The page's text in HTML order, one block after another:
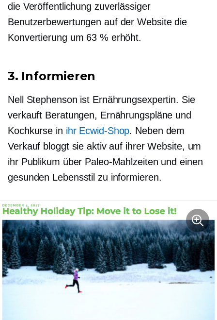
die Veröffentlichung zuverlässiger
Benutzerbewertungen auf der Website die
Konvertierung um 63 % erhöht.
3. Informieren
Nell Stephenson ist Ernährungsexpertin. Sie
verkauft Beratungen, Ernährungspläne und
Kochkurse in ihr Ecwid-Shop. Neben dem
Verkauf bloggt sie aktiv auf ihrer Website, um
ihr Publikum über Paleo-Mahlzeiten und einen
gesunden Lebensstil zu informieren.